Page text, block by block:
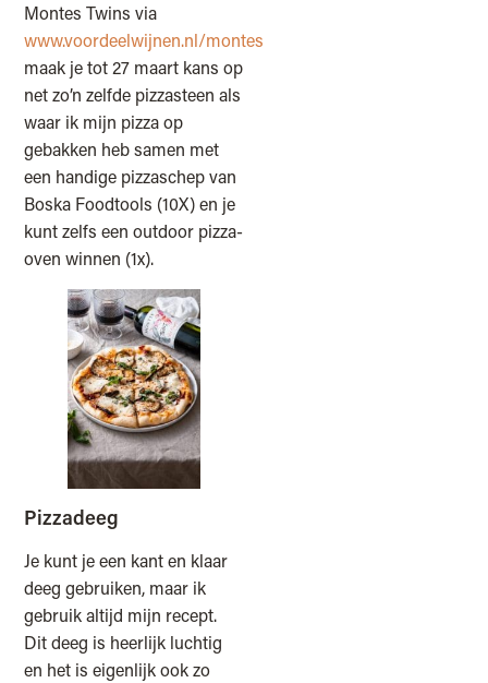
Montes Twins via
www.voordeelwijnen.nl/montes
maak je tot 27 maart kans op
net zo’n zelfde pizzasteen als
waar ik mijn pizza op
gebakken heb samen met
een handige pizzaschep van
Boska Foodtools (10X) en je
kunt zelfs een outdoor pizza-
oven winnen (1x).
Pizzadeeg
Je kunt je een kant en klaar
deeg gebruiken, maar ik
gebruik altijd mijn recept.
Dit deeg is heerlijk luchtig
en het is eigenlijk ook zo